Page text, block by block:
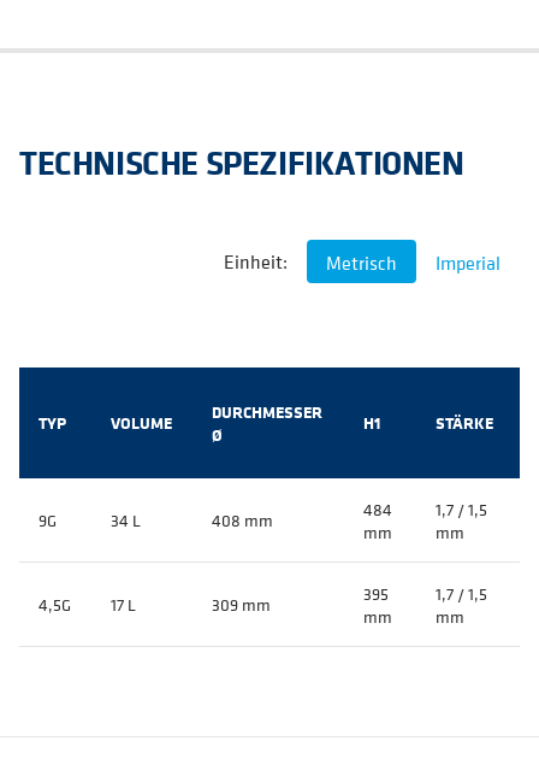
TECHNISCHE SPEZIFIKATIONEN
Einheit: Metrisch Imperial
TYP VOLUME
DURCHMESSER
Ø
H1 STÄRKE
9G 34 L 408 mm
484
mm
1,7 / 1,5
mm
4,5G 17 L 309 mm
395
mm
1,7 / 1,5
mm